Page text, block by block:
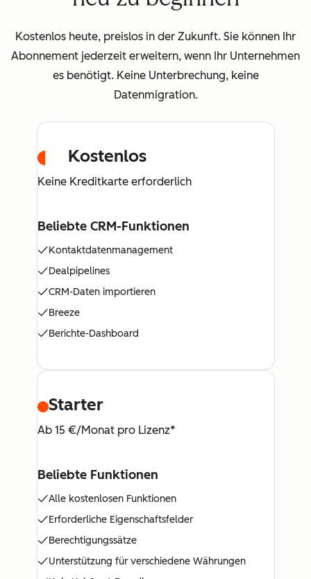
Kostenlos heute, preislos in der Zukunft. Sie können Ihr
Abonnement jederzeit erweitern, wenn Ihr Unternehmen
es benötigt. Keine Unterbrechung, keine
Datenmigration.
Kostenlos
Keine Kreditkarte erforderlich
Beliebte CRM-Funktionen
Kontaktdatenmanagement
Dealpipelines
CRM-Daten importieren
Breeze
Berichte-Dashboard
Starter
Ab 15 €/Monat pro Lizenz*
Beliebte Funktionen
Alle kostenlosen Funktionen
Erforderliche Eigenschaftsfelder
Berechtigungssätze
Unterstützung für verschiedene Währungen